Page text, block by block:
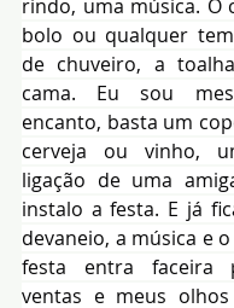
rindo, uma música. O
bolo ou qualquer
de chuveiro, a
cama. Eu sou
encanto, basta um
cerveja ou vinho,
ligação de uma
instalo a festa. E já
devaneio, a música e
festa entra faceira
ventas e meus